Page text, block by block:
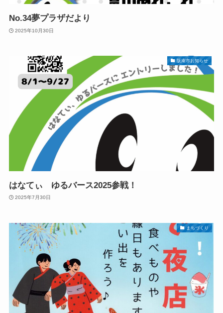
No.34夢プラザだより
2025年10月30日
阪南市お知らせ
はなてぃ ゆるバース2025参戦！
2025年7月30日
まちづくり